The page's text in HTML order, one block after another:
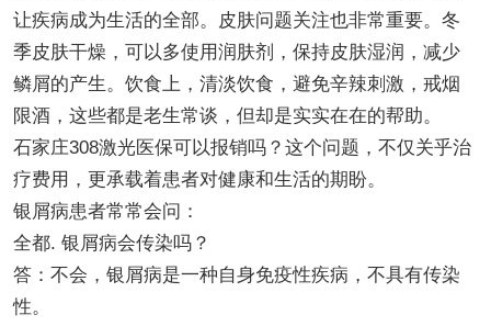
让疾病成为生活的全部。皮肤问题关注也非常重要。冬
季皮肤干燥，可以多使用润肤剂，保持皮肤湿润，减少
鳞屑的产生。饮食上，清淡饮食，避免辛辣刺激，戒烟
限酒，这些都是老生常谈，但却是实实在在的帮助。
石家庄308激光医保可以报销吗？这个问题，不仅关乎治
疗费用，更承载着患者对健康和生活的期盼。
银屑病患者常常会问：
全都. 银屑病会传染吗？
答：不会，银屑病是一种自身免疫性疾病，不具有传染
性。